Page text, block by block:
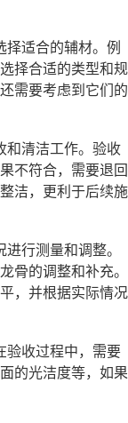
适合的辅材。例
择合适的类型和规
需要考虑到它们的
和清洁工作。验收
不符合，需要退回
洁，更利于后续施
行测量和调整。
骨的调整和补充。
，并根据实际情况
验收过程中，需要
的光洁度等，如果